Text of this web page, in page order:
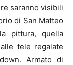
saranno visibili
di San Matteo
pittura, quella
tele regalate
Armato di